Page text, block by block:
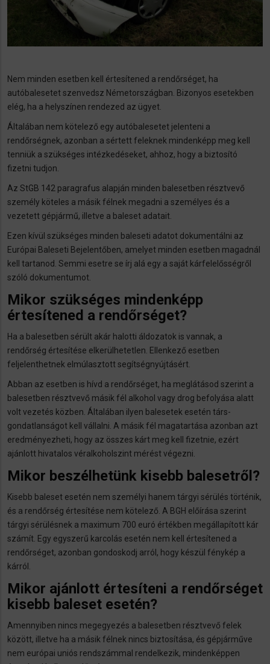
Nem minden esetben kell értesítened a rendőrséget, ha
autóbalesetet szenvedsz Németországban. Bizonyos esetekben
elég, ha a helyszínen rendezed az ügyet.
Általában nem kötelező egy autóbalesetet jelenteni a
rendőrségnek, azonban a sértett feleknek mindenképp meg kell
tenniük a szükséges intézkedéseket, ahhoz, hogy a biztosító
fizetni tudjon.
Az StGB 142 paragrafus alapján minden balesetben résztvevő
személy köteles a másik félnek megadni a személyes és a
vezetett gépjármű, illetve a baleset adatait.
Ezen kívül szükséges minden baleseti adatot dokumentálni az
Európai Baleseti Bejelentőben, amelyet minden esetben magadnál
kell tartanod. Semmi esetre se írj alá egy a saját kárfelelősségről
szóló dokumentumot.
Mikor szükséges mindenképp
értesítened a rendőrséget?
Ha a balesetben sérült akár halotti áldozatok is vannak, a
rendőrség értesítése elkerülhetetlen. Ellenkező esetben
feljelenthetnek elmúlasztott segítségnyújtásért.
Abban az esetben is hívd a rendőrséget, ha meglátásod szerint a
balesetben résztvevő másik fél alkohol vagy drog befolyása alatt
volt vezetés közben. Általában ilyen balesetek esetén társ-
gondatlanságot kell vállalni. A másik fél magatartása azonban azt
eredményezheti, hogy az összes kárt meg kell fizetnie, ezért
ajánlott hivatalos véralkoholszint mérést végezni.
Mikor beszélhetünk kisebb balesetről?
Kisebb baleset esetén nem személyi hanem tárgyi sérülés történik,
és a rendőrség értesítése nem kötelező. A BGH előírása szerint
tárgyi sérülésnek a maximum 700 euró értékben megállapított kár
számít. Egy egyszerű karcolás esetén nem kell értesítened a
rendőrséget, azonban gondoskodj arról, hogy készül fénykép a
kárról.
Mikor ajánlott értesíteni a rendőrséget
kisebb baleset esetén?
Amennyiben nincs megegyezés a balesetben résztvevő felek
között, illetve ha a másik félnek nincs biztosítása, és gépjárműve
nem európai uniós rendszámmal rendelkezik, mindenképpen